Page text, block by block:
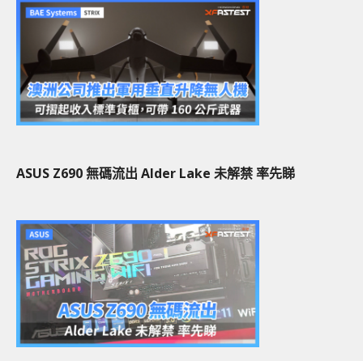
ASUS Z690 無碼流出 Alder Lake 未解禁 率先睇